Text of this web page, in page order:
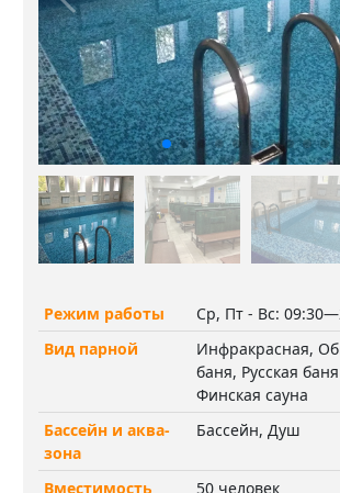
Режим работы
Ср, Пт - Вс:
Вид парной
Инфракрасная,
баня, Русская
Финская сауна
Бассейн и аква-
зона
Бассейн, Душ
Вместимость 50 человек